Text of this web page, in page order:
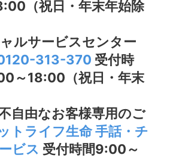
（祝日・年末年始除
ルサービスセンター
313-370 受付時
～18:00（祝日・年末
自由なお客様専用のご
トライフ生命 手話・チ
ビス 受付時間9:00～